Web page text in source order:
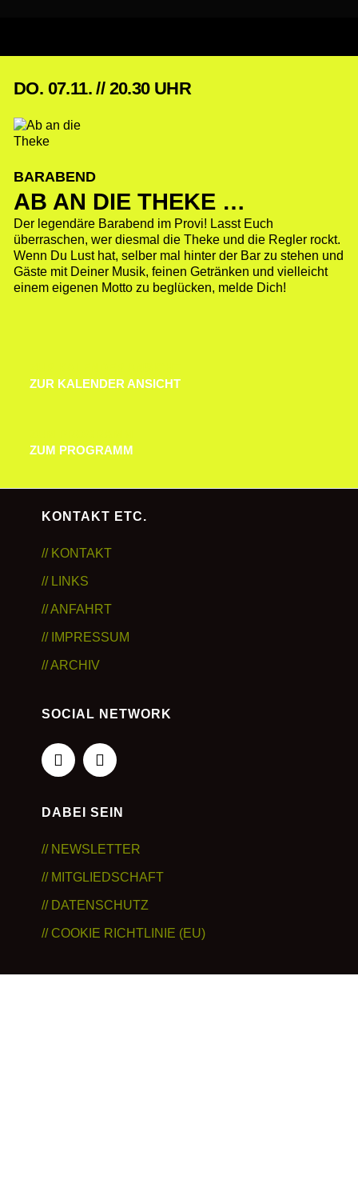
DO. 07.11. // 20.30 UHR
BARABEND
AB AN DIE THEKE …
Der legendäre Barabend im Provi! Lasst Euch
überraschen, wer diesmal die Theke und die Regler rockt.
Wenn Du Lust hat, selber mal hinter der Bar zu stehen und
Gäste mit Deiner Musik, feinen Getränken und vielleicht
einem eigenen Motto zu beglücken, melde Dich!
ZUR KALENDER ANSICHT
ZUM PROGRAMM
KONTAKT ETC.
// KONTAKT
// LINKS
// ANFAHRT
// IMPRESSUM
// ARCHIV
SOCIAL NETWORK
DABEI SEIN
// NEWSLETTER
// MITGLIEDSCHAFT
// DATENSCHUTZ
// COOKIE RICHTLINIE (EU)